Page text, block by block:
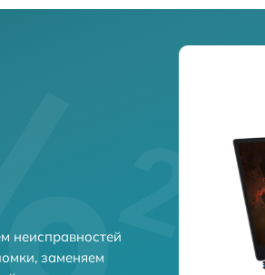
неисправностей
заменяем